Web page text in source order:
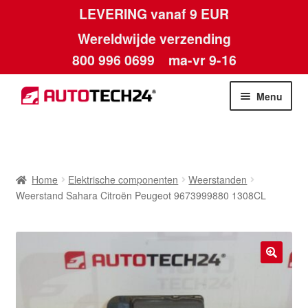
LEVERING vanaf 9 EUR
Wereldwijde verzending
800 996 0699 ma-vr 9-16
Ga
door
Ga
naar
Menu
Home Elektrische componenten
Weerstanden
Weerstand Sahara Citroën Peugeot 9673999880 1308CL